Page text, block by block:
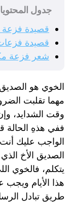
جدول
قصيدة فزعة
قصيدة
شعر فزعة
الخوي هو الصديق
مهما تقلبت
وقت الشدايد،
ففي هذهِ الحالة
الواجب عليك
الصديق الأخ
يتكلم، فالخوي
هذا الأيام
طريق تبادل